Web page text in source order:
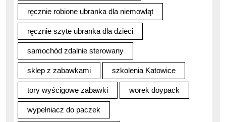
ręcznie robione ubranka dla niemowląt
ręcznie szyte ubranka dla dzieci
samochód zdalnie sterowany
sklep z zabawkami szkolenia Katowice
tory wyścigowe zabawki worek doypack
wypełniacz do paczek